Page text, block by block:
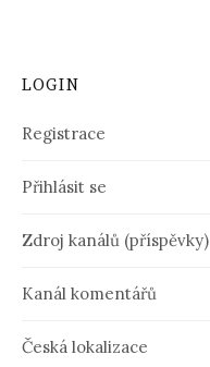
LOGIN
Registrace
Přihlásit se
Zdroj kanálů (příspěvky)
Kanál komentářů
Česká lokalizace